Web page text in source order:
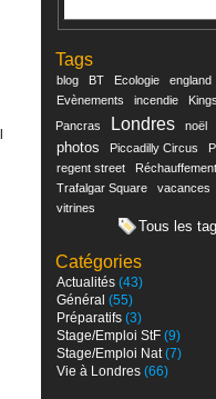
Tags
blog BT Ecologie
england
Evènements
incendie
Pancras
Londres noël
photos Piccadilly Circus
regent street
Trafalgar Square
vacances
vitrines
Tous les
Catégories
Actualités (43)
Général (55)
Préparatifs (3)
Stage/Emploi StF (9)
Stage/Emploi Nat(7)
Vie à Londres (66)